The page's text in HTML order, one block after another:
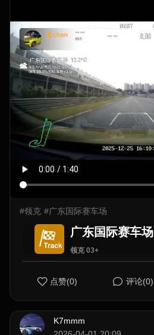
#领克 #广东国际赛车场
广东国际赛车场
领克 03+
点赞(0) 评论(0)
K7mmm